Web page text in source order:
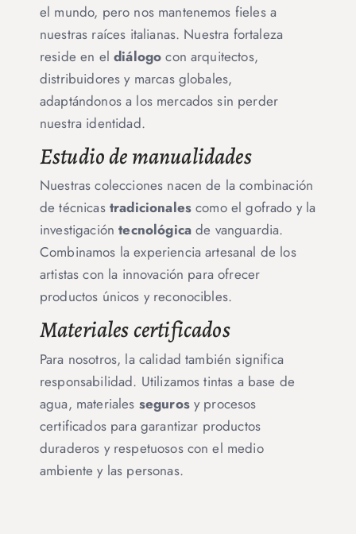
el mundo, pero nos mantenemos fieles a
nuestras raíces italianas. Nuestra fortaleza
reside en eldiálogo con arquitectos,
distribuidores y marcas globales,
adaptándonos a los mercados sin perder
nuestra identidad.
Estudio de manualidades
Nuestras colecciones nacen de la combinación
de técnicas tradicionales como el gofrado y la
investigacióntecnológica de vanguardia.
Combinamos la experiencia artesanal de los
artistas con la innovación para ofrecer
productos únicos y reconocibles.
Materiales certificados
Para nosotros, la calidad también significa
responsabilidad. Utilizamos tintas a base de
agua, materiales segurosy procesos
certificados para garantizar productos
duraderos y respetuosos con el medio
ambiente y las personas.